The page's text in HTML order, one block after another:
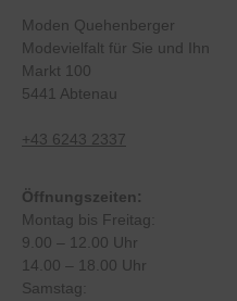
Moden Quehenberger
Modevielfalt für Sie und Ihn
Markt 100
5441 Abtenau
+43 6243 2337
Öffnungszeiten:
Montag bis Freitag:
9.00 – 12.00 Uhr
14.00 – 18.00 Uhr
Samstag: